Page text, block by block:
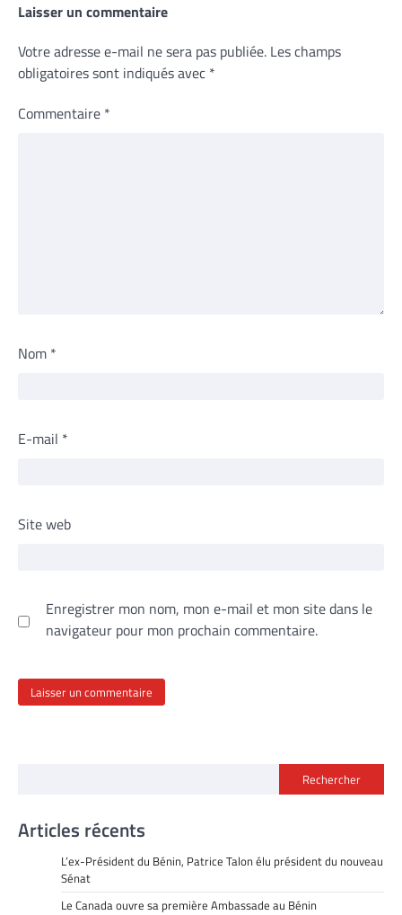
Laisser un commentaire
Votre adresse e-mail ne sera pas publiée. Les champs
obligatoires sont indiqués avec *
Commentaire *
Nom *
E-mail *
Site web
Enregistrer mon nom, mon e-mail et mon site dans le
navigateur pour mon prochain commentaire.
Rechercher
Articles récents
L’ex-Président du Bénin, Patrice Talon élu président du nouveau
Sénat
Le Canada ouvre sa première Ambassade au Bénin